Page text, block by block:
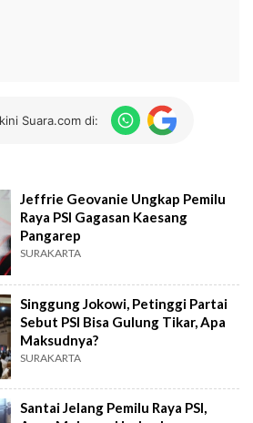
Suara.com di:
Jeffrie Geovanie Ungkap Pemilu
Raya PSI Gagasan Kaesang
Pangarep
SURAKARTA
Singgung Jokowi, Petinggi Partai
Sebut PSI Bisa Gulung Tikar, Apa
Maksudnya?
SURAKARTA
Santai Jelang Pemilu Raya PSI,